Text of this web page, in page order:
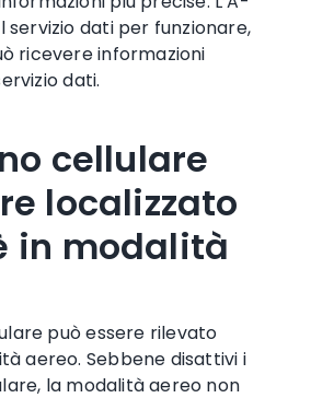
servizio dati per funzionare,
ricevere informazioni
dati.
cellulare
localizzato
in modalità
può essere rilevato
aereo. Sebbene disattivi i
la modalità aereo non